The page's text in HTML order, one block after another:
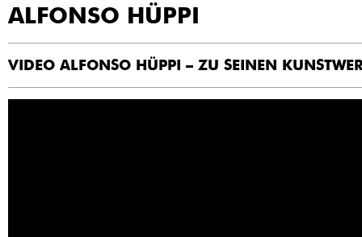
ALFONSO HÜPPI
VIDEO ALFONSO HÜPPI – ZU SEINEN